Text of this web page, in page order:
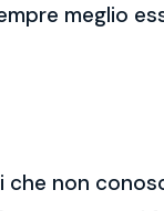
meglio
che non